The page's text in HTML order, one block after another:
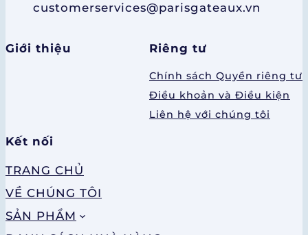
customerservices@parisgateaux.vn
Giới thiệu Riêng tư
Chính sách Quyền riêng tư
Điều khoản và Điều kiện
Liên hệ với chúng tôi
Kết nối
TRANG CHỦ
VỀ CHÚNG TÔI
SẢN PHẨM